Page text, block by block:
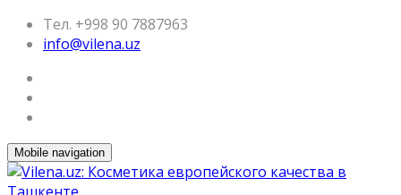
Тел. +998 90 7887963
info@vilena.uz
Mobile navigation